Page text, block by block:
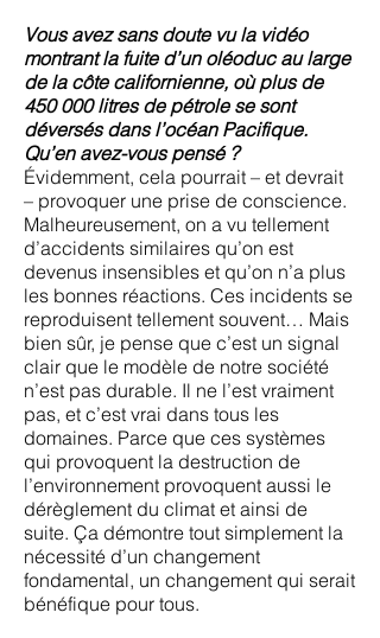
Vous avez sans doute vu la vidéo
montrant la fuite d’un oléoduc au large
de la côte californienne, où plus de
450 000 litres de pétrole se sont
déversés dans l’océan Pacifique.
Qu’en avez-vous pensé ?
Évidemment, cela pourrait – et devrait
– provoquer une prise de conscience.
Malheureusement, on a vu tellement
d’accidents similaires qu’on est
devenus insensibles et qu’on n’a plus
les bonnes réactions. Ces incidents se
reproduisent tellement souvent… Mais
bien sûr, je pense que c’est un signal
clair que le modèle de notre société
n’est pas durable. Il ne l’est vraiment
pas, et c’est vrai dans tous les
domaines. Parce que ces systèmes
qui provoquent la destruction de
l’environnement provoquent aussi le
dérèglement du climat et ainsi de
suite. Ça démontre tout simplement la
nécessité d’un changement
fondamental, un changement qui serait
bénéfique pour tous.